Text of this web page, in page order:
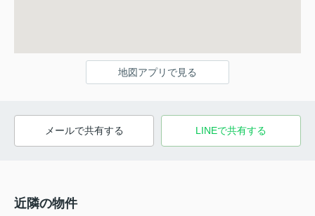
地図アプリで見る
メールで共有する LINEで共有する
近隣の物件